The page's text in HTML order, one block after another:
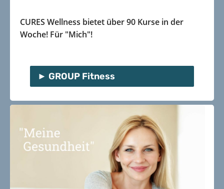
CURES Wellness bietet über 90 Kurse in der
Woche! Für "Mich"!
GROUP Fitness